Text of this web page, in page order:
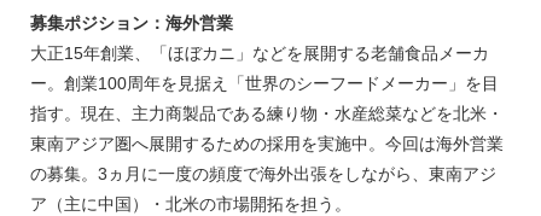
募集ポジション：海外営業
大正15年創業、「ほぼカニ」などを展開する老舗食品メーカ
ー。創業100周年を見据え「世界のシーフードメーカー」を目
指す。現在、主力商製品である練り物・水産総菜などを北米・
東南アジア圏へ展開するための採用を実施中。今回は海外営業
の募集。3ヵ月に一度の頻度で海外出張をしながら、東南アジ
ア（主に中国）・北米の市場開拓を担う。